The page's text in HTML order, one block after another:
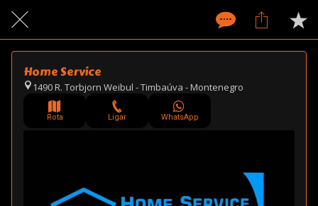
Home Service
1490 R. Torbjorn Weibul - Timbaúva - Montenegro
Rota Ligar WhatsApp